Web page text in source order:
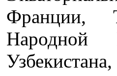
Франции,
Народной